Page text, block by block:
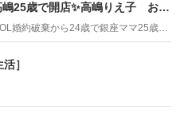
嶋25歳で開店✨高嶋りえ子 お着
キン コーデ
【銀座クラブ高嶋】元OL婚約破棄から24歳で銀座ママ25歳でオーナーママ銀座 美肌で開運♡パワースポット巡り高嶋りえ子ブログ
］